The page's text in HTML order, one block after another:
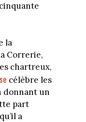
la
Correrie,
chartreux,
célèbre les
donnant un
part
a